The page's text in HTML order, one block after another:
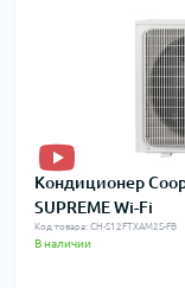
Кондиционер
SUPREME Wi-Fi
Код товара: CH-S12FTXAM2S-FB
В наличии